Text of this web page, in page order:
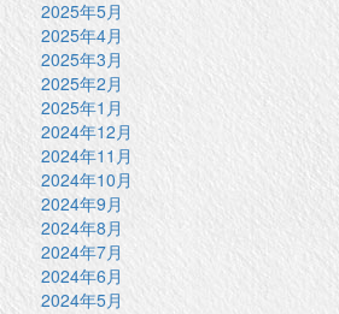
2025年5月
2025年4月
2025年3月
2025年2月
2025年1月
2024年12月
2024年11月
2024年10月
2024年9月
2024年8月
2024年7月
2024年6月
2024年5月